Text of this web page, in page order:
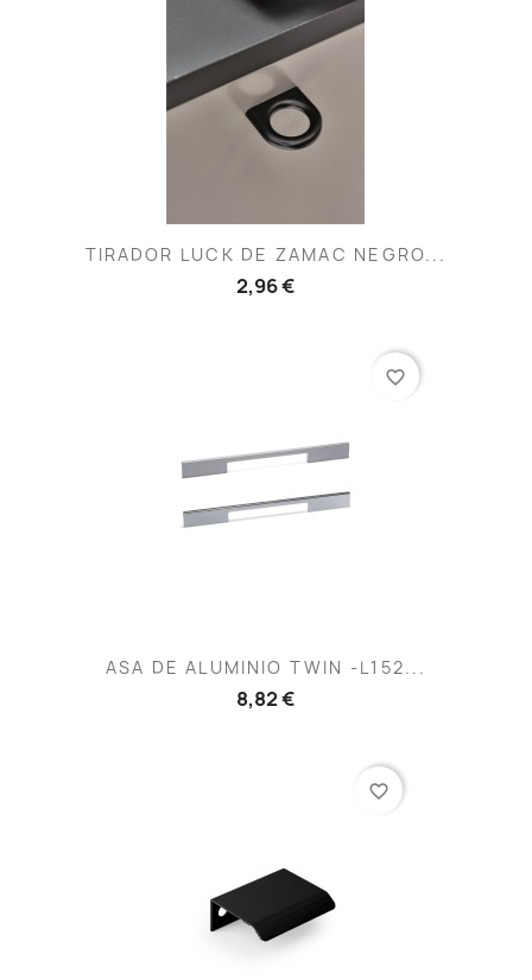
TIRADOR LUCK DE ZAMAC NEGRO...
2,96 €
ASA DE ALUMINIO TWIN -L152...
8,82 €
favorite_border
favorite_border